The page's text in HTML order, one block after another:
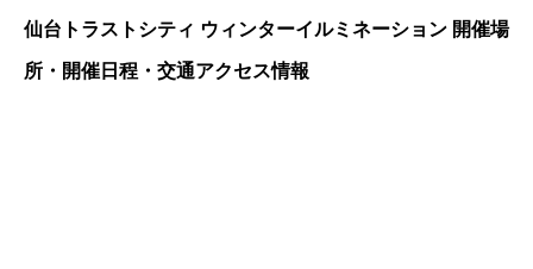
仙台トラストシティ ウィンターイルミネーション 開催場
所・開催日程・交通アクセス情報